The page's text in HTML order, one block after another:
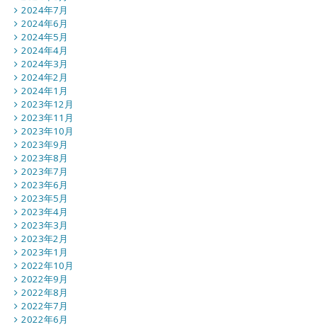
2024年7月
2024年6月
2024年5月
2024年4月
2024年3月
2024年2月
2024年1月
2023年12月
2023年11月
2023年10月
2023年9月
2023年8月
2023年7月
2023年6月
2023年5月
2023年4月
2023年3月
2023年2月
2023年1月
2022年10月
2022年9月
2022年8月
2022年7月
2022年6月